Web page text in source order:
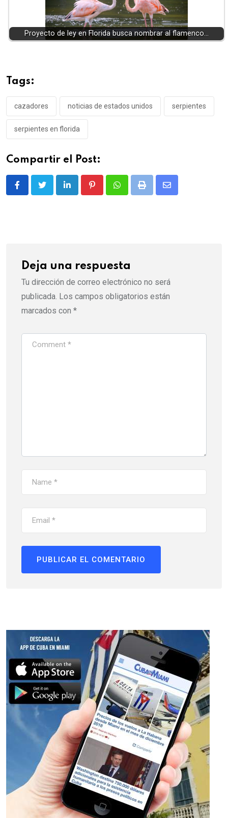
Proyecto de ley en Florida busca nombrar al flamenco…
Tags:
cazadores noticias de estados unidos serpientes
serpientes en florida
Compartir el Post:
LinkedIn PinterestWhatsappPrint
Share
Deja una respuesta
Tu dirección de correo electrónico no será
publicada. Los campos obligatorios están
marcados con *